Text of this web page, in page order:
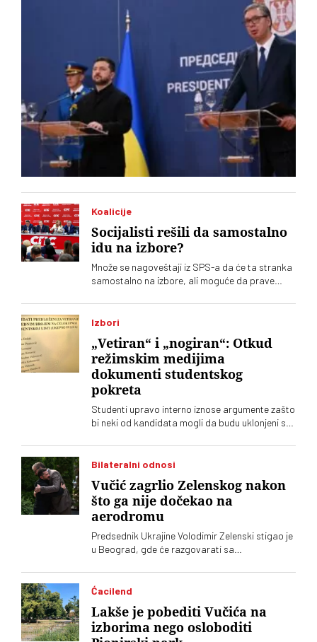
Koalicije
Socijalisti rešili da samostalno
idu na izbore?
Množe se nagoveštaji iz SPS-a da će ta stranka
samostalno na izbore, ali moguće da prave
Paralelno među socijalistima traje tihi rat o
odnosu prema naprednjacima
Izbori
„Vetiran“ i „nogiran“: Otkud
režimskim medijima
dokumenti studentskog
pokreta
Studenti upravo interno iznose argumente zašto
bi neki od kandidata mogli da budu uklonjeni sa
glasa. Nema sumnje da će režimski tabloidi
skoro svakodnevno lansirati „megaekskluzive“
Bilateralni odnosi
Vučić zagrlio Zelenskog nakon
što ga nije dočekao na
aerodromu
Predsednik Ukrajine Volodimir Zelenski stigao je
u Beograd, gde će razgovarati sa
premijerom Đurom Macutom. Ovo je njegova
prva zvanična poseta Srbiji. Dolazak Zelenskog
Tesla, gde ga je umesto Vučića dočekala
ministarka energetike Dubravka Đedović
Ćacilend
Lakše je pobediti Vučića na
izborima nego osloboditi